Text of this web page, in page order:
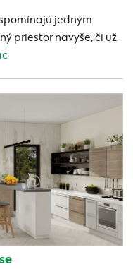
jedným
priestor navyše, či už